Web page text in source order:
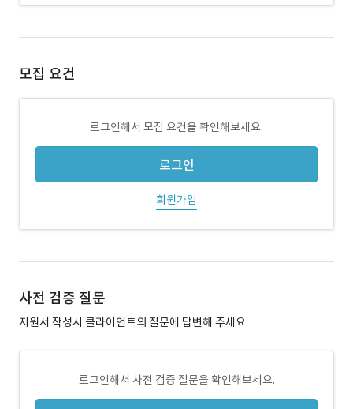
모집 요건
로그인해서 모집 요건을 확인해보세요.
로그인
회원가입
사전 검증 질문
지원서 작성시 클라이언트의 질문에 답변해 주세요.
로그인해서 사전 검증 질문을 확인해보세요.